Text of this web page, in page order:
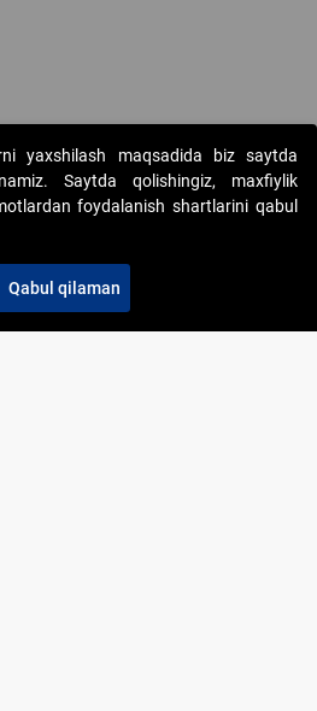
onlayn-auksionlarni
himoyalangan
yaxshilash maqsadida biz saytda
Saytda qolishingiz, maxfiylik
foydalanish shartlarini qabul
Qabul qilaman